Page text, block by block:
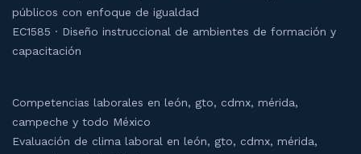
públicos con enfoque de igualdad
EC1585 · Diseño instruccional de ambientes de formación y
capacitación
Competencias laborales en león, gto, cdmx, mérida,
campeche y todo México
Evaluación de clima laboral en león, gto, cdmx, mérida,